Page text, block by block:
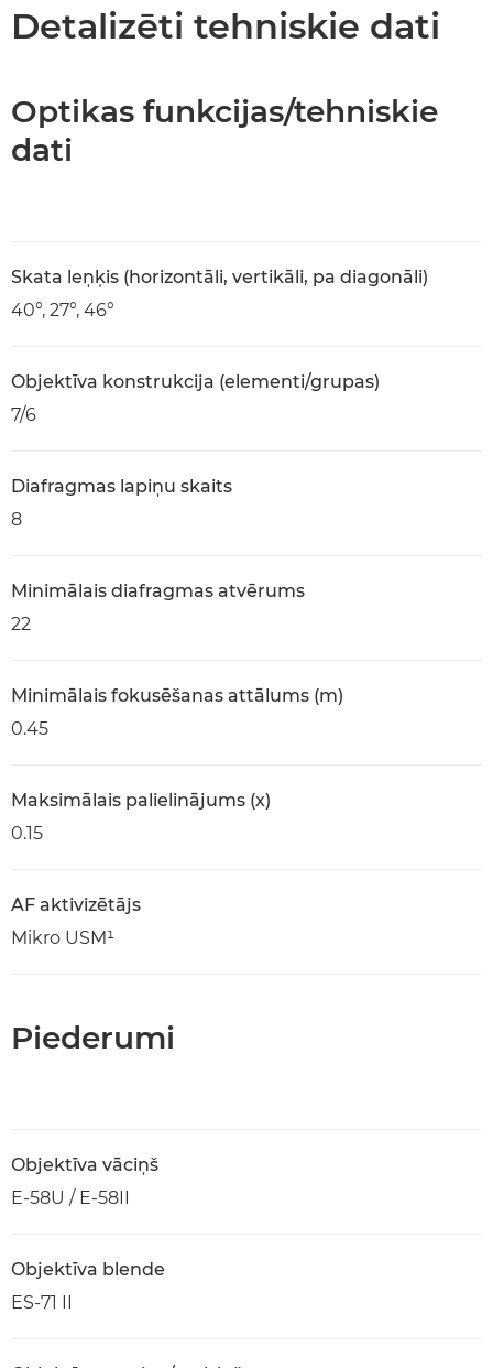
Detalizēti tehniskie dati
Optikas funkcijas/tehniskie
dati
Skata leņķis (horizontāli, vertikāli, pa diagonāli)
40°, 27°, 46°
Objektīva konstrukcija (elementi/grupas)
7/6
Diafragmas lapiņu skaits
8
Minimālais diafragmas atvērums
22
Minimālais fokusēšanas attālums (m)
0.45
Maksimālais palielinājums (x)
0.15
AF aktivizētājs
Mikro USM¹
Piederumi
Objektīva vāciņš
E-58U / E-58II
Objektīva blende
ES-71 II